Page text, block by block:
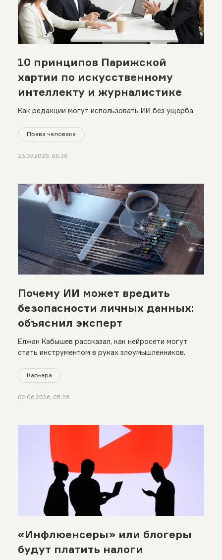
10 принципов Парижской
хартии по искусственному
интеллекту и журналистике
Как редакции могут использовать ИИ без ущерба.
Права человека
23.07.2026, 05:26
Почему ИИ может вредить
безопасности личных данных:
объяснил эксперт
Елжан Кабышев рассказал, как нейросети могут
стать инструментом в руках злоумышленников.
Карьера
02.06.2026, 05:26
«Инфлюенсеры» или блогеры
будут платить налоги